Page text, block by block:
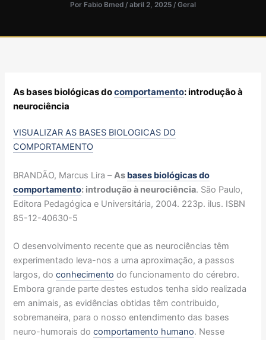
Por Fabio Bmed / abril 2, 2025 / Geral
As bases biológicas docomportamento: introdução à
neurociência
VISUALIZAR AS BASES BIOLOGICAS DO
COMPORTAMENTO
BRANDÃO, Marcus Lira –As bases biológicas do
comportamento: introdução à neurociência. São Paulo,
Editora Pedagógica e Universitária, 2004. 223p. ilus. ISBN
85-12-40630-5
O desenvolvimento recente que as neurociências têm
experimentado leva-nos a uma aproximação, a passos
largos, doconhecimento do funcionamento do cérebro.
Embora grande parte destes estudos tenha sido realizada
em animais, as evidências obtidas têm contribuido,
sobremaneira, para o nosso entendimento das bases
neuro-humorais docomportamento humano. Nesse